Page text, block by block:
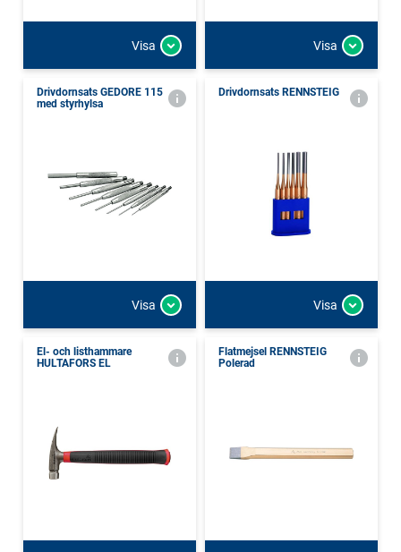
Visa Visa
Drivdornsats GEDORE 115
med styrhylsa
Visa
Drivdornsats RENNSTEIG
Visa
El- och listhammare
HULTAFORS EL
Flatmejsel RENNSTEIG
Polerad